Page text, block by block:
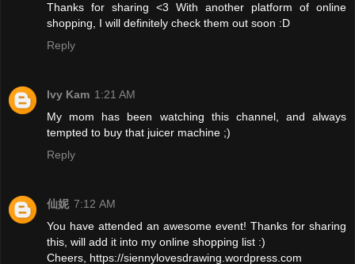
Thanks for sharing <3 With another platform of online
shopping, I will definitely check them out soon :D
Reply
Ivy Kam 1:21 AM
My mom has been watching this channel, and always
tempted to buy that juicer machine ;)
Reply
仙妮 7:12 AM
You have attended an awesome event! Thanks for sharing
this, will add it into my online shopping list :)
Cheers, https://siennylovesdrawing.wordpress.com